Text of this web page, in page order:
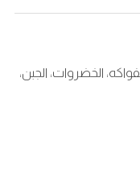
الفواكه، الخضروات، الجبن،